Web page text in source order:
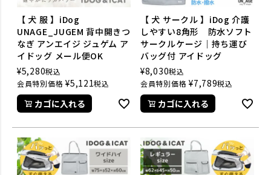
【 犬 服 】iDog
UNAGE_JUGEM 背中開きつ
なぎ アンエイジ ジュゲム ア
イドッグ メール便OK
¥5,280税込
会員特別価格 ¥5,121税込
カゴに入れる
【 犬 サークル 】iDog 介護
しやすい8角形 防水ソフト
サークルケージ｜持ち運び
バッグ付 アイドッグ
¥8,030税込
会員特別価格 ¥7,789税込
カゴに入れる